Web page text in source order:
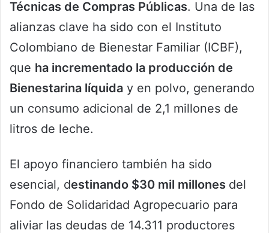
Técnicas de Compras Públicas. Una de las
alianzas clave ha sido con el Instituto
Colombiano de Bienestar Familiar (ICBF),
que ha incrementado la producción de
Bienestarina líquida y en polvo, generando
un consumo adicional de 2,1 millones de
litros de leche.
El apoyo financiero también ha sido
esencial, destinando $30 mil millones del
Fondo de Solidaridad Agropecuario para
aliviar las deudas de 14.311 productores